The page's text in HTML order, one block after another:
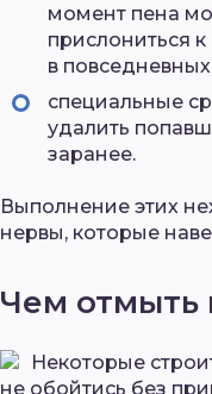
момент пена
прислониться
в
специальные
удалить
заранее.
Выполнение этих
нервы, которые
Чем отмыть
Некоторые
не обойтись без